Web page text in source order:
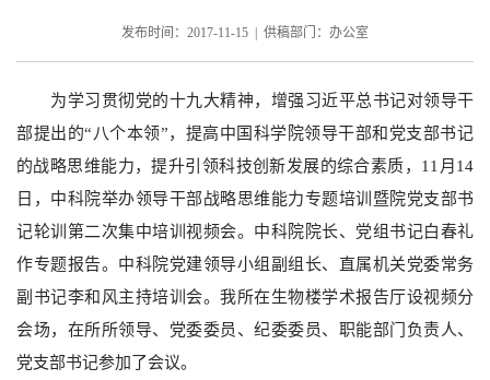
发布时间：2017-11-15 | 供稿部门：办公室
为学习贯彻党的十九大精神，增强习近平总书记对领导干
部提出的“八个本领”，提高中国科学院领导干部和党支部书记
的战略思维能力，提升引领科技创新发展的综合素质， 11 月 14
日，中科院举办领导干部战略思维能力专题培训暨院党支部书
记轮训第二次集中培训视频会。中科院院长、党组书记白春礼
作专题报告。中科院党建领导小组副组长、直属机关党委常务
副书记李和风主持培训会。 我所在生物楼学术报告厅设视频分
会场，在所所领导、党委委员、纪委委员、职能部门负责人、
党支部书记参加了会议。